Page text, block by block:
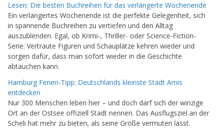
Lesen: Die besten Buchreihen für das verlängerte Wochenende
Ein verlängertes Wochenende ist die perfekte Gelegenheit, sich
in spannende Buchreihen zu vertiefen und den Alltag
auszublenden. Egal, ob Krimi-, Thriller- oder Science-Fiction-
Serie: Vertraute Figuren und Schauplätze kehren wieder und
sorgen dafür, dass man sofort wieder in die Geschichte
abtauchen kann.
Hamburg Ferien-Tipp: Deutschlands kleinste Stadt Arnis
entdecken
Nur 300 Menschen leben hier – und doch darf sich der winzige
Ort an der Ostsee offiziell Stadt nennen. Das Ausflugsziel an der
Scheli hat mehr zu bieten, als seine Größe vermuten lässt.